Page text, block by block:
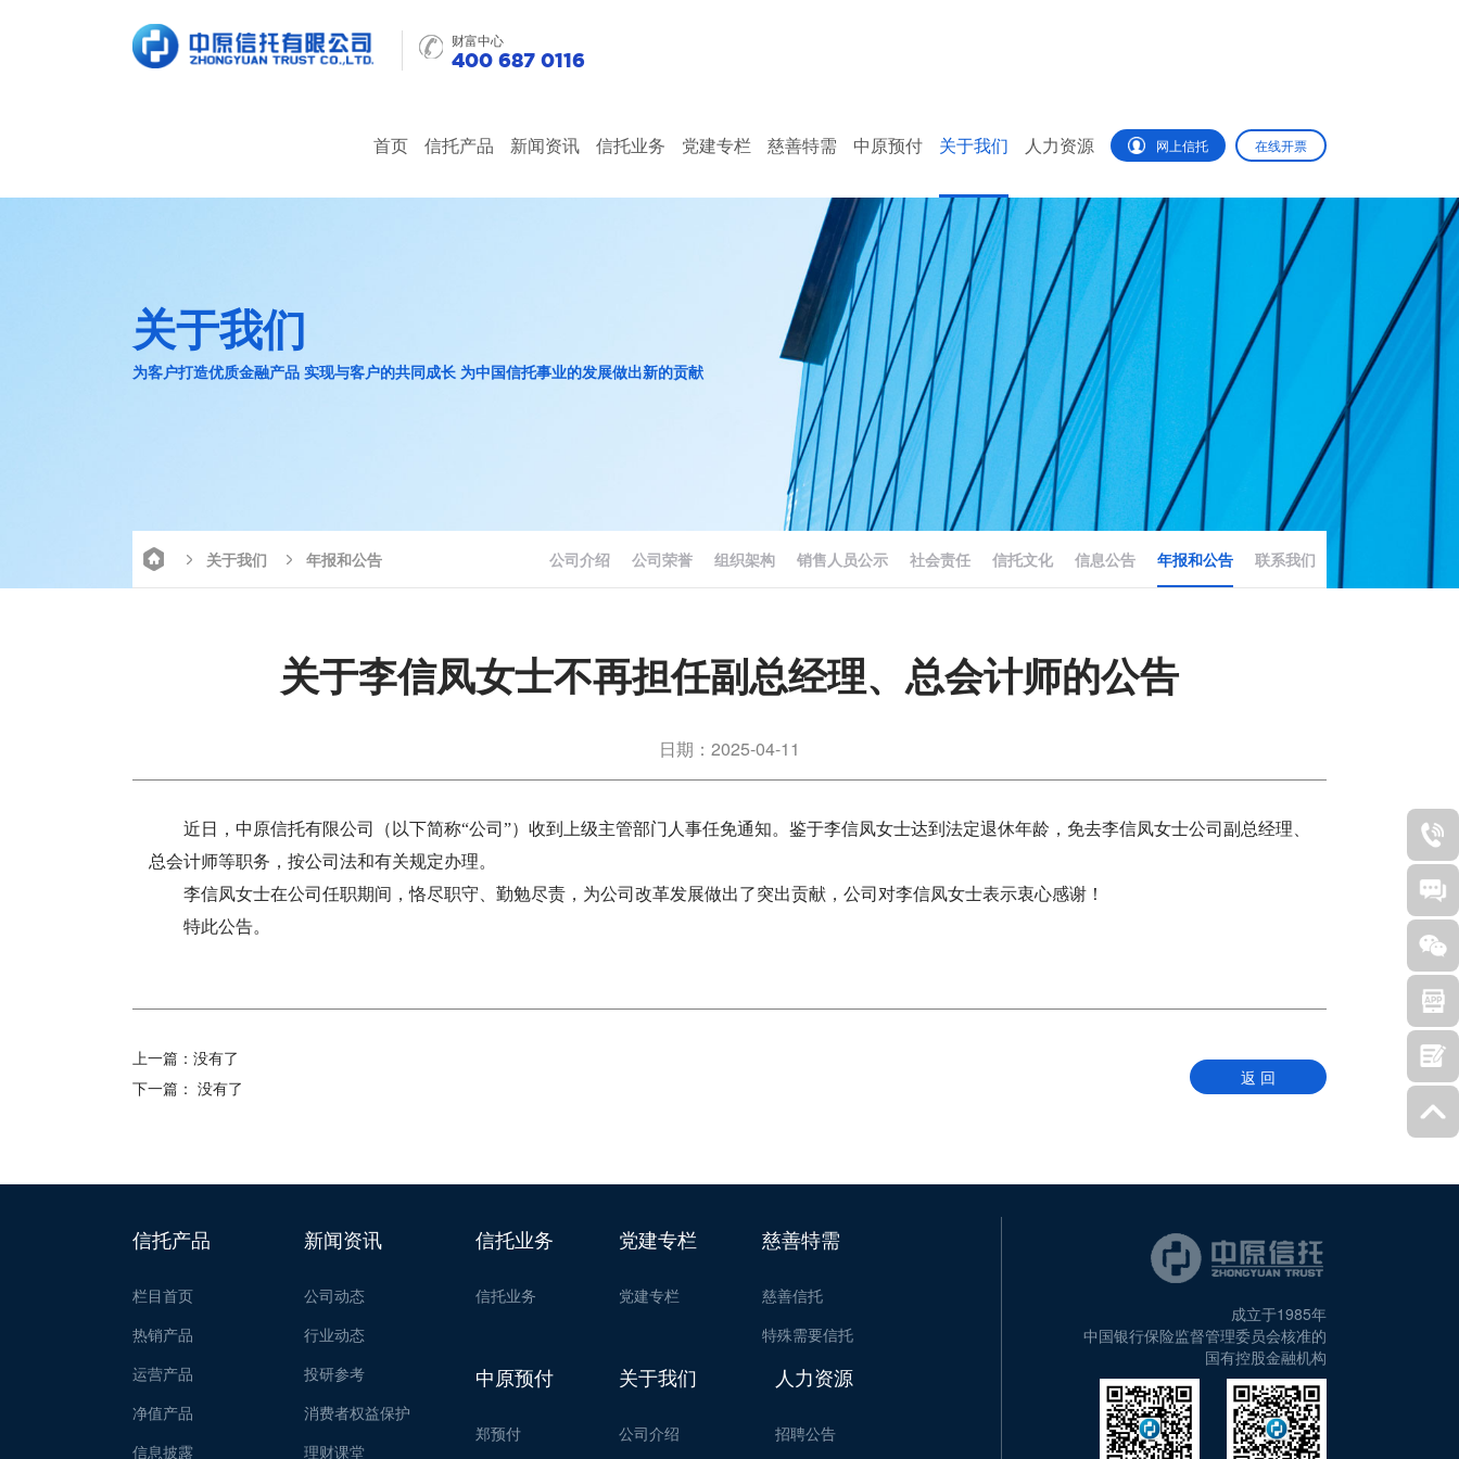
财富中心
400 687 0116
首页 信托产品 新闻资讯 信托业务 党建专栏 慈善特需 中原预付 关于我们 人力资源 网上信托 在线开票
关于我们
为客户打造优质金融产品 实现与客户的共同成长 为中国信托事业的发展做出新的贡献
关于我们 年报和公告 公司介绍 公司荣誉 组织架构 销售人员公示 社会责任 信托文化 信息公告 年报和公告 联系我们
关于李信凤女士不再担任副总经理、总会计师的公告
日期：2025-04-11
近日，中原信托有限公司（以下简称“公司”）收到上级主管部门人事任免通知。鉴于李信凤女士达到法定退休年龄，免去李信凤女士公司副总经理、
总会计师等职务，按公司法和有关规定办理。
李信凤女士在公司任职期间，恪尽职守、勤勉尽责，为公司改革发展做出了突出贡献，公司对李信凤女士表示衷心感谢！
特此公告。
上一篇： 没有了
下一篇： 没有了 返 回
信托产品
栏目首页
热销产品
运营产品
净值产品
信息披露
新闻资讯
公司动态
行业动态
投研参考
消费者权益保护
理财课堂
信托业务
信托业务
党建专栏
党建专栏
慈善特需
慈善信托
特殊需要信托
中原预付
郑预付
关于我们
公司介绍
人力资源
招聘公告
成立于1985年
中国银行保险监督管理委员会核准的
国有控股金融机构